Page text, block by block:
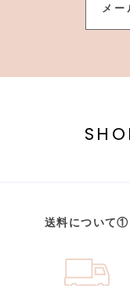
メー
送料について①